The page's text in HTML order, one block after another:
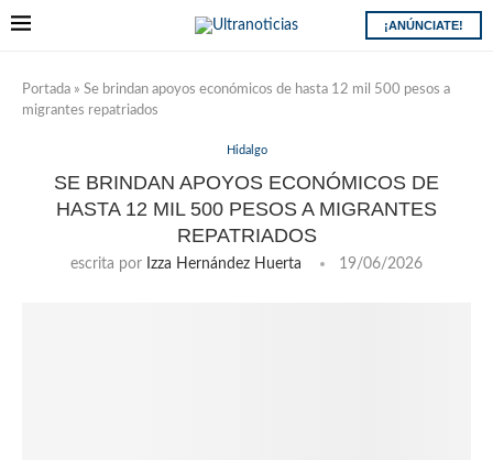
¡ANÚNCIATE!
Portada » Se brindan apoyos económicos de hasta 12 mil 500 pesos a
migrantes repatriados
Hidalgo
SE BRINDAN APOYOS ECONÓMICOS DE
HASTA 12 MIL 500 PESOS A MIGRANTES
REPATRIADOS
escrita por Izza Hernández Huerta 19/06/2026